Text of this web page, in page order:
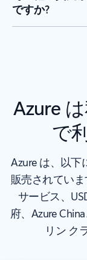
ですか?
Azure
で
Azure は、以下
販売されてい
サービス、
府、Azure
リン ク